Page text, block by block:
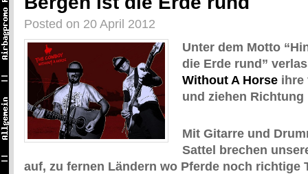
Posted on 20 April 2012
Unter dem Motto
die Erde rund”
Without A Horse ihre
und ziehen Richtung
Mit Gitarre und
Sattel brechen
auf, zu fernen Ländern wo Pferde noch richtige